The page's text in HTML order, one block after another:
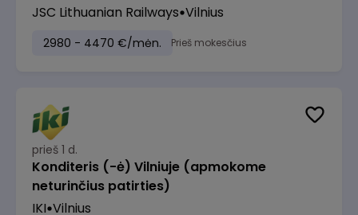
JSC Lithuanian Railways Vilnius
2980 - 4470 €/mėn. Prieš mokesčius
prieš 1 d.
Konditeris (-ė) Vilniuje (apmokome
neturinčius patirties)
IKI Vilnius